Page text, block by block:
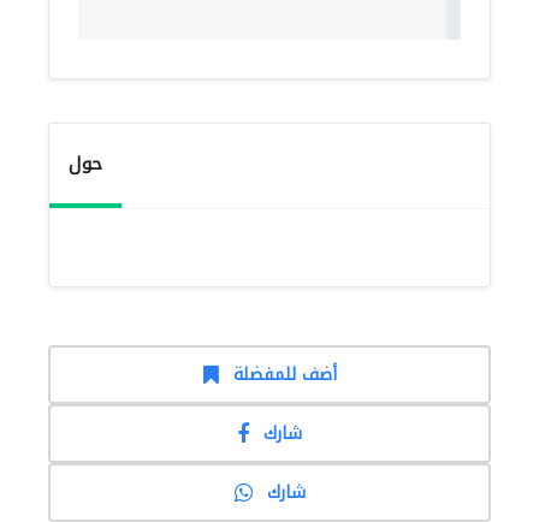
حول
أضف للمفضلة
شارك
شارك